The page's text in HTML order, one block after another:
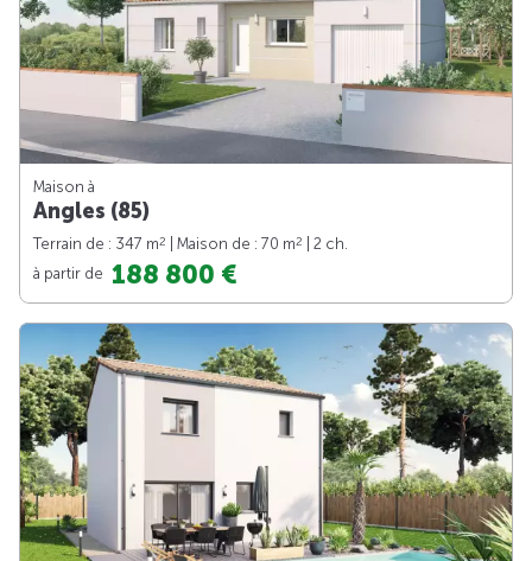
Maison à
Angles (85)
Terrain de : 347 m2 | Maison de : 70 m2
| 2 ch.
à partir de 188 800 €